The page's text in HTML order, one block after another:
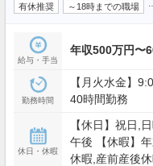
有休推奨
～18時までの職場
給与・手当
年収500万円〜
勤務時間
【月火水金】
40時間勤務
休日・休暇
【休日】祝日,
午後 【休暇】
休暇,産前産後